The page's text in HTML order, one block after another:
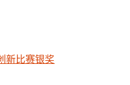
新比赛银奖